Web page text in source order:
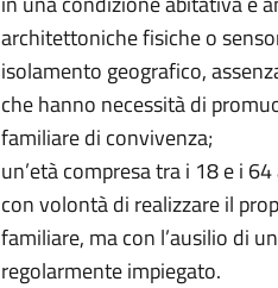
architettoniche fisiche o
isolamento geografico,
che hanno necessità di
familiare di convivenza;
un’età compresa tra i 18 e i
con volontà di realizzare il
familiare, ma con l’ausilio di
regolarmente impiegato.